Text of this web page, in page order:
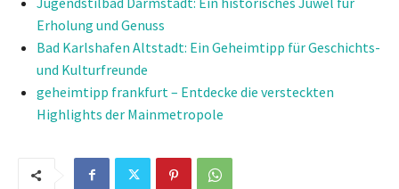
Erholung und Genuss
Bad Karlshafen Altstadt: Ein Geheimtipp für Geschichts-
und Kulturfreunde
geheimtipp frankfurt – Entdecke die versteckten
Highlights der Mainmetropole